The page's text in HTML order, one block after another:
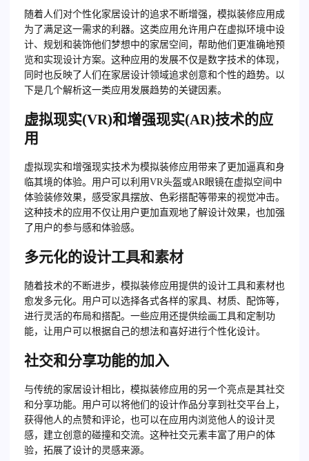
随着人们对个性化家居设计的追求不断增强，模拟装修应用成
为了满足这一需求的利器。这类应用允许用户在虚拟环境中设
计、规划和装饰他们梦想中的家居空间，帮助他们更准确地预
览和实现设计方案。这种应用的发展不仅是数字技术的体现，
同时也反映了人们在家居设计领域追求创意和个性的趋势。以
下是几个解析这一类应用发展趋势的关键因素。
虚拟现实(VR)和增强现实(AR)技术的应
用
虚拟现实和增强现实技术为模拟装修应用带来了更加逼真和身
临其境的体验。用户可以利用VR头盔或AR眼镜在虚拟空间中
体验装修效果，感受家具摆放、色彩搭配等带来的视觉冲击。
这种技术的应用不仅让用户更加直观地了解设计效果，也加强
了用户的参与感和体验感。
多元化的设计工具和素材
随着技术的不断进步，模拟装修应用提供的设计工具和素材也
愈发多元化。用户可以选择各式各样的家具、材质、配饰等，
进行灵活的布局和搭配。一些应用还提供绘画工具和定制功
能，让用户可以根据自己的想法和喜好进行个性化设计。
社交和分享功能的加入
与传统的家居设计相比，模拟装修应用的另一个亮点是其社交
和分享功能。用户可以将他们的设计作品分享到社交平台上，
获得他人的点赞和评论，也可以在应用内浏览他人的设计灵
感，建立创意的碰撞和交流。这种社交元素丰富了用户的体
验，拓展了设计的灵感来源。